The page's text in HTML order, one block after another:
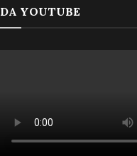
DA YOUTUBE